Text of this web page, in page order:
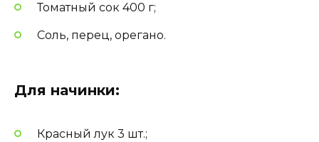
Томатный сок 400 г;
Соль, перец, орегано.
Для начинки:
Красный лук 3 шт.;